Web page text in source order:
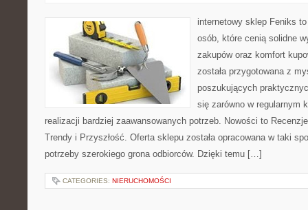
internetowy sklep Feniks
osób, które cenią solidne
zakupów oraz komfort
została przygotowana z
poszukujących
się zarówno w regularnym
realizacji bardziej zaawansowanych potrzeb. Nowości to
Trendy i Przyszłość. Oferta sklepu została opracowana w taki
potrzeby szerokiego grona odbiorców. Dzięki temu […]
CATEGORIES: NIERUCHOMOŚCI